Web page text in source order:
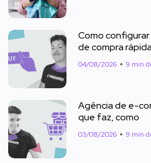
Como
de compra rápida
04/08/2026 9 min
Agência de e-
que faz, como
03/08/2026 9 min